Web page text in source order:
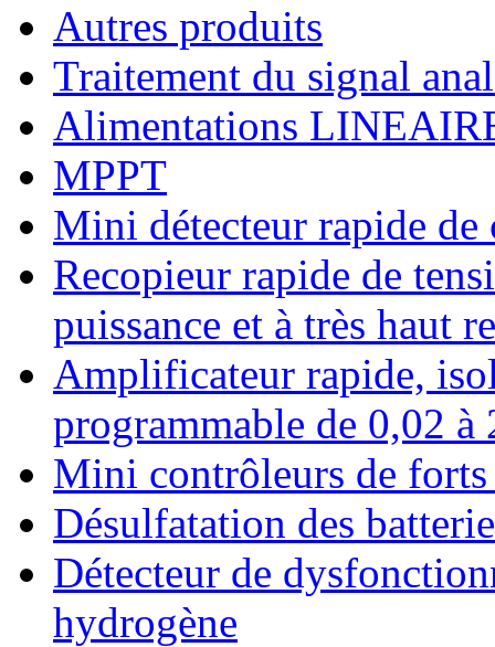
Autres produits
Traitement du signal
Alimentations
MPPT
Mini détecteur rapide de
Recopieur rapide de
puissance et à très haut
Amplificateur rapide,
programmable de 0,02 à
Mini contrôleurs de
Désulfatation des
Détecteur de
hydrogène